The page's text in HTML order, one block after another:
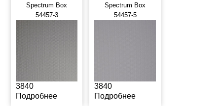
Spectrum Box
54457-3
3840
Подробнее
Spectrum Box
54457-5
3840
Подробнее